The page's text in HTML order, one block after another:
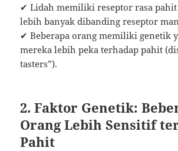
✔ Lidah memiliki reseptor rasa pahit
lebih banyak dibanding reseptor
✔ Beberapa orang memiliki genetik
mereka lebih peka terhadap pahit
tasters”).
2. Faktor Genetik:
Orang Lebih Sensitif
Pahit